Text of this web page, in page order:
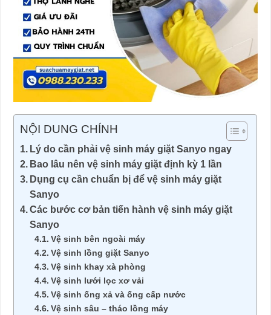
NỘI DUNG CHÍNH
Lý do cần phải vệ sinh máy giặt Sanyo ngay
Bao lâu nên vệ sinh máy giặt định kỳ 1 lần
Dụng cụ cần chuẩn bị để vệ sinh máy giặt
Sanyo
Các bước cơ bản tiến hành vệ sinh máy giặt
Sanyo
Vệ sinh bên ngoài máy
Vệ sinh lồng giặt Sanyo
Vệ sinh khay xà phòng
Vệ sinh lưới lọc xơ vải
Vệ sinh ống xả và ống cấp nước
Vệ sinh sâu – tháo lồng máy